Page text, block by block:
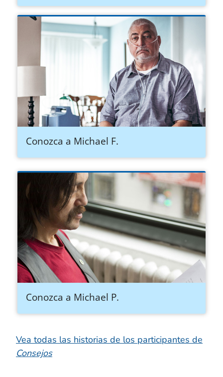
Conozca a Michael F.
Conozca a Michael P.
Vea todas las historias de los participantes de
Consejos